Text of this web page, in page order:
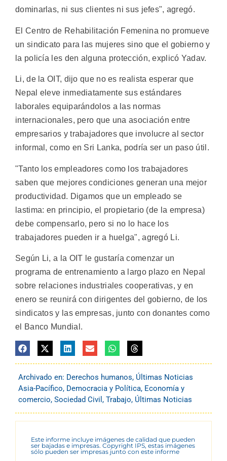
dominarlas, ni sus clientes ni sus jefes", agregó.
El Centro de Rehabilitación Femenina no promueve
un sindicato para las mujeres sino que el gobierno y
la policía les den alguna protección, explicó Yadav.
Li, de la OIT, dijo que no es realista esperar que
Nepal eleve inmediatamente sus estándares
laborales equiparándolos a las normas
internacionales, pero que una asociación entre
empresarios y trabajadores que involucre al sector
informal, como en Sri Lanka, podría ser un paso útil.
"Tanto los empleadores como los trabajadores
saben que mejores condiciones generan una mejor
productividad. Digamos que un empleado se
lastima: en principio, el propietario (de la empresa)
debe compensarlo, pero si no lo hace los
trabajadores pueden ir a huelga", agregó Li.
Según Li, a la OIT le gustaría comenzar un
programa de entrenamiento a largo plazo en Nepal
sobre relaciones industriales cooperativas, y en
enero se reunirá con dirigentes del gobierno, de los
sindicatos y las empresas, junto con donantes como
el Banco Mundial.
Archivado en: Derechos humanos, Últimas Noticias
Asia-Pacífico, Democracia y Política, Economía y
comercio, Sociedad Civil , Trabajo, Últimas Noticias
Este informe incluye imágenes de calidad que pueden
ser bajadas e impresas. Copyright IPS, estas imágenes
sólo pueden ser impresas junto con este informe